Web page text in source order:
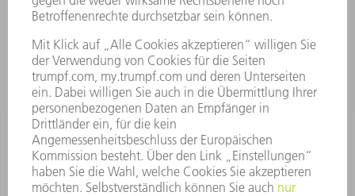
Mo - Fr: 07:30 - 17:30 Uhr
Erweiterte Rufbereitschaft per Service App Mo - Fr:
06:30 - 20.00 Uhr Sa: 07:00 - 12:00 Uhr
Kundenbetreuung@trumpf.com
KONTAKT
Service TRUMPF Lasertechnik
+49 7156 303 37444
Mo - Fr: 07:30 - 18:00 Uhr
Additive Manufacturing 07:30 - 17:30 Uhr
spareparts.tld@trumpf.com